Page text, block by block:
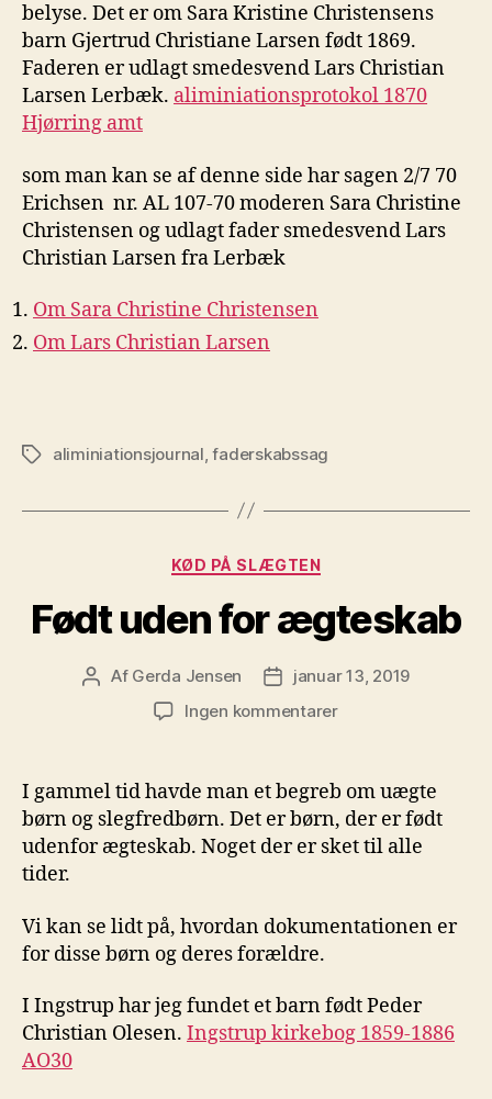
belyse. Det er om Sara Kristine Christensens
barn Gjertrud Christiane Larsen født 1869.
Faderen er udlagt smedesvend Lars Christian
Larsen Lerbæk. aliminiationsprotokol 1870
Hjørring amt
som man kan se af denne side har sagen 2/7 70
Erichsen nr. AL 107-70 moderen Sara Christine
Christensen og udlagt fader smedesvend Lars
Christian Larsen fra Lerbæk
Om Sara Christine Christensen
Om Lars Christian Larsen
Tagsaliminiationsjournal ,faderskabssag
Kategorier
KØD PÅ SLÆGTEN
Født uden for ægteskab
Indlægsforfatter
Af Gerda Jensen Indlægsdato
januar 13, 2019
Ingen kommentarertil
for
ægteskab
I gammel tid havde man et begreb om uægte
børn og slegfredbørn. Det er børn, der er født
udenfor ægteskab. Noget der er sket til alle
tider.
Vi kan se lidt på, hvordan dokumentationen er
for disse børn og deres forældre.
I Ingstrup har jeg fundet et barn født Peder
Christian Olesen. Ingstrup kirkebog 1859-1886
AO30